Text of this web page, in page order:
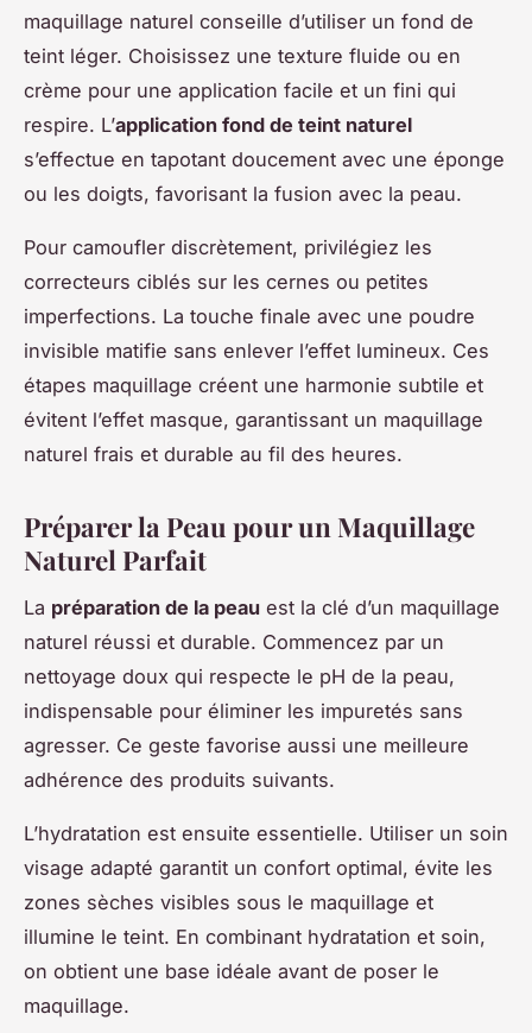
maquillage naturel conseille d’utiliser un fond de
teint léger. Choisissez une texture fluide ou en
crème pour une application facile et un fini qui
respire. L’application fond de teint naturel
s’effectue en tapotant doucement avec une éponge
ou les doigts, favorisant la fusion avec la peau.
Pour camoufler discrètement, privilégiez les
correcteurs ciblés sur les cernes ou petites
imperfections. La touche finale avec une poudre
invisible matifie sans enlever l’effet lumineux. Ces
étapes maquillage créent une harmonie subtile et
évitent l’effet masque, garantissant un maquillage
naturel frais et durable au fil des heures.
Préparer la Peau pour un Maquillage
Naturel Parfait
La préparation de la peau est la clé d’un maquillage
naturel réussi et durable. Commencez par un
nettoyage doux qui respecte le pH de la peau,
indispensable pour éliminer les impuretés sans
agresser. Ce geste favorise aussi une meilleure
adhérence des produits suivants.
L’hydratation est ensuite essentielle. Utiliser un soin
visage adapté garantit un confort optimal, évite les
zones sèches visibles sous le maquillage et
illumine le teint. En combinant hydratation et soin,
on obtient une base idéale avant de poser le
maquillage.